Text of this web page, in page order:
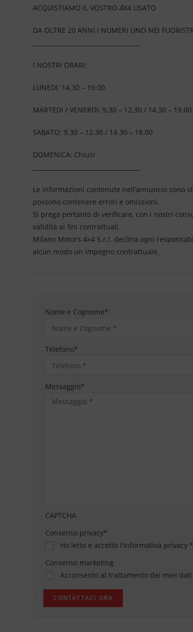
ACQUISTIAMO IL VOSTRO 4X4 USATO
DA OLTRE 20 ANNI I NUMERI UNO NEI
I NOSTRI ORARI:
LUNEDI: 14.30 – 19.00
MARTEDI / VENERDI: 9.30 – 12.30 / 14.30 – 19.00
SABATO: 9.30 – 12.30 / 14.30 – 18.00
DOMENICA: Chiusi
Le informazioni contenute nell’annuncio sono
possono contenere errori e omissioni.
Si prega pertanto di verificare, con i nostri
validità ai fini contrattuali.
Milano Motors 4×4 S.r.l. declina ogni
alcun modo un impegno contrattuale.
Nome e Cognome*
Telefono*
Messaggio*
CAPTCHA
Consenso privacy*
Ho letto e accetto l'informativa privacy *
Consenso marketing
Acconsento al trattamento dei miei